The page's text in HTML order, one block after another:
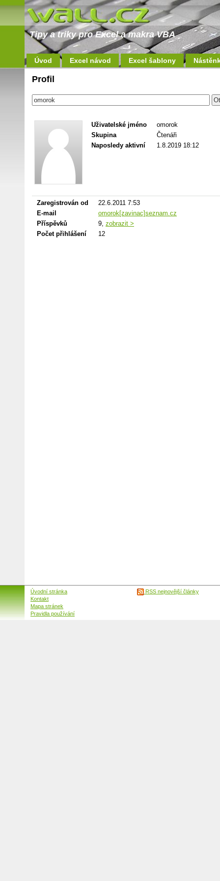
Tipy a triky pro Excel a makra VBA
Úvod Excel návod Excel šablony
Profil
Uživatelské jméno
omorok
Skupina
Čtenáři
Naposledy aktivní
1.8.2019 18:12
Zaregistrován od
22.6.2011 7:53
E-mail
omorok[zavinac]seznam.cz
Příspěvků
9, zobrazit >
Počet přihlášení
12
Úvodní stránka
Kontakt
Mapa stránek
Pravidla používání
RSS nejnovější články